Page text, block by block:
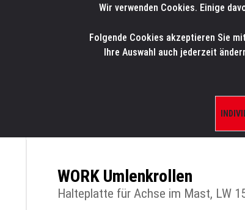
HOME
WORK Umlenkrollen
Halteplatte für Achse im Mast, LW
Wir verwenden Cookies. Einige
Folgende Cookies akzeptieren Sie
Ihre Auswahl auch jederzeit